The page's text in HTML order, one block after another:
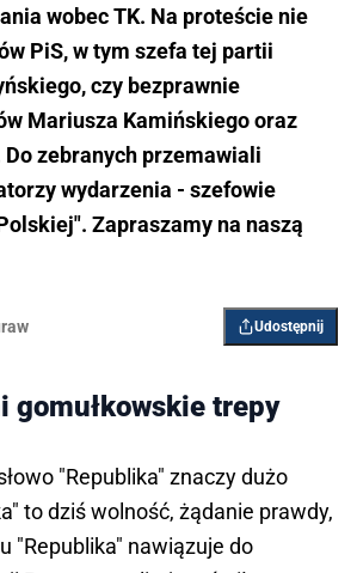
wobec TK. Na proteście nie
PiS, w tym szefa tej partii
czy bezprawnie
Mariusza Kamińskiego oraz
zebranych przemawiali
wydarzenia - szefowie
Zapraszamy na naszą
Udostępnij
gomułkowskie trepy
"Republika" znaczy dużo
to dziś wolność, żądanie prawdy,
"Republika" nawiązuje do